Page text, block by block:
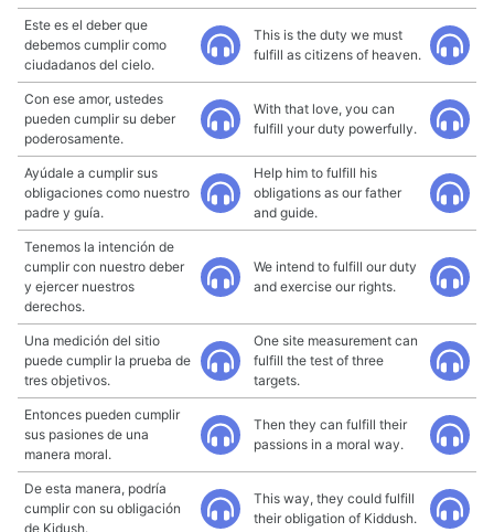
Este es el deber que
debemos cumplir como
ciudadanos del cielo.
This is the duty we must
fulfill as citizens of heaven.
Con ese amor, ustedes
pueden cumplir su deber
poderosamente.
With that love, you can
fulfill your duty powerfully.
Ayúdale a cumplir sus
obligaciones como nuestro
padre y guía.
Help him to fulfill his
obligations as our father
and guide.
Tenemos la intención de
cumplir con nuestro deber
y ejercer nuestros
derechos.
We intend to fulfill our duty
and exercise our rights.
Una medición del sitio
puede cumplir la prueba de
tres objetivos.
One site measurement can
fulfill the test of three
targets.
Entonces pueden cumplir
sus pasiones de una
manera moral.
Then they can fulfill their
passions in a moral way.
De esta manera, podría
cumplir con su obligación
de Kidush.
This way, they could fulfill
their obligation of Kiddush.